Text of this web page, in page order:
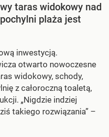
taras widokowy nad
plaża jest
inwestycją.
otwarto nowoczesne
widokowy, schody,
z całoroczną toaletą,
„Nigdzie indziej
takiego rozwiązania” –